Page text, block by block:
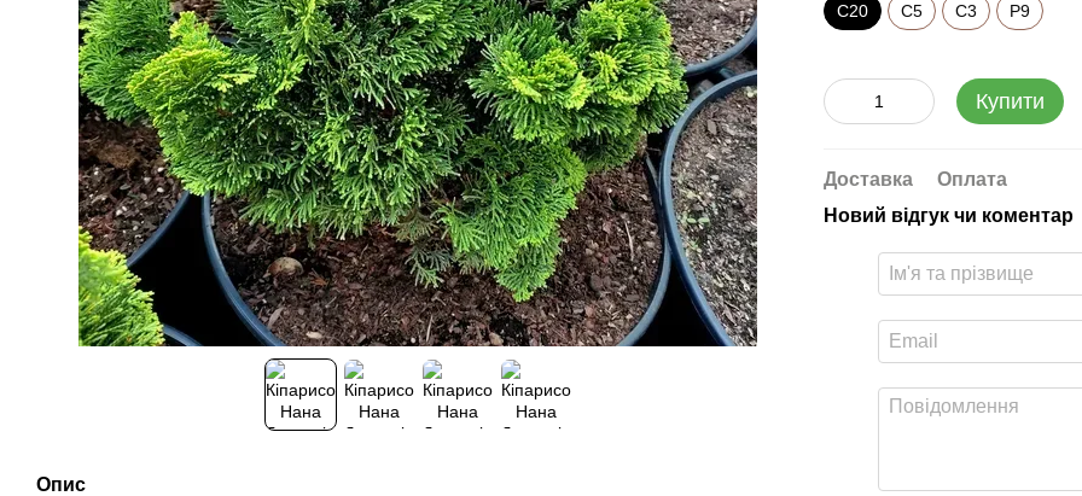
Опис
С20 С5 С3 Р9
Купити
Доставка
Оплата
Новий відгук чи коментар